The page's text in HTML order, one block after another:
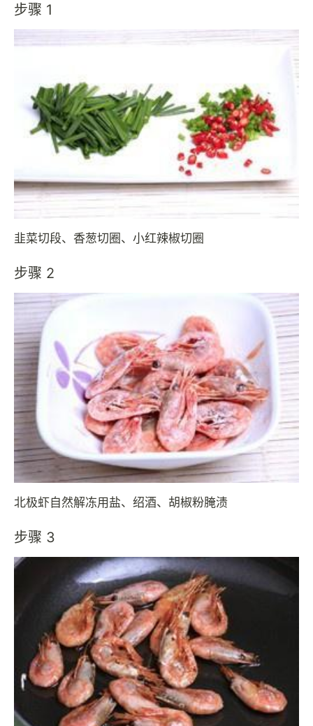
步骤 1
韭菜切段、香葱切圈、小红辣椒切圈
步骤 2
北极虾自然解冻用盐、绍酒、胡椒粉腌渍
步骤 3